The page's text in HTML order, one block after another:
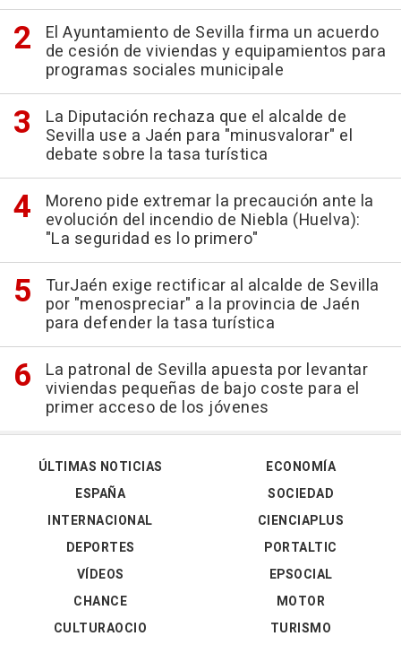
El Ayuntamiento de Sevilla firma un acuerdo
de cesión de viviendas y equipamientos para
programas sociales municipale
La Diputación rechaza que el alcalde de
Sevilla use a Jaén para "minusvalorar" el
debate sobre la tasa turística
Moreno pide extremar la precaución ante la
evolución del incendio de Niebla (Huelva):
"La seguridad es lo primero"
TurJaén exige rectificar al alcalde de Sevilla
por "menospreciar" a la provincia de Jaén
para defender la tasa turística
La patronal de Sevilla apuesta por levantar
viviendas pequeñas de bajo coste para el
primer acceso de los jóvenes
ÚLTIMAS NOTICIAS
ESPAÑA
INTERNACIONAL
DEPORTES
VÍDEOS
ECONOMÍA
SOCIEDAD
CIENCIAPLUS
PORTALTIC
EPSOCIAL
CHANCE
CULTURAOCIO
MOTOR
TURISMO